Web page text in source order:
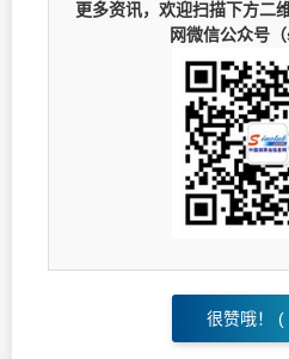
更多资讯，欢迎扫描下方二
网微信公众号
很赞哦！ (